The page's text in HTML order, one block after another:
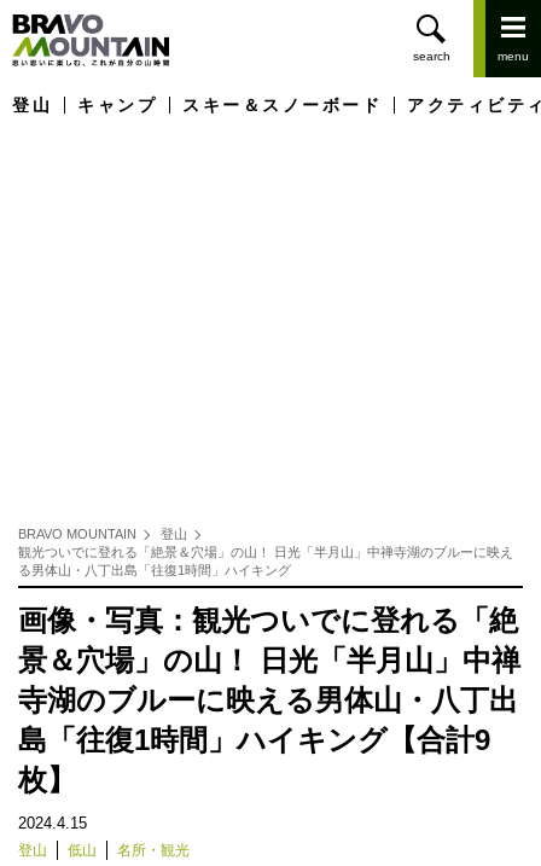
登山 キャンプ スキー＆スノーボード アクティビテ
BRAVO MOUNTAIN
登山
観光ついでに登れる「絶景＆穴場」の山！ 日光「半月山」中禅寺湖のブルーに映え
る男体山・八丁出島「往復1時間」ハイキング
画像・写真：観光ついでに登れる「絶
景＆穴場」の山！ 日光「半月山」中禅
寺湖のブルーに映える男体山・八丁出
島「往復1時間」ハイキング【合計9
枚】
2024.4.15
登山 低山 名所・観光